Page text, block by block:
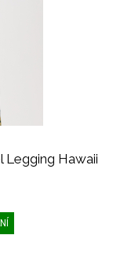
Legging Hawaii